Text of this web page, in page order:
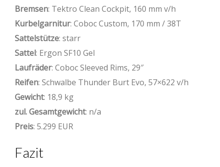
Bremsen: Tektro Clean Cockpit, 160 mm v/h
Kurbelgarnitur: Coboc Custom, 170 mm / 38T
Sattelstütze: starr
Sattel: Ergon SF10 Gel
Laufräder: Coboc Sleeved Rims, 29″
Reifen: Schwalbe Thunder Burt Evo, 57×622 v/h
Gewicht: 18,9 kg
zul. Gesamtgewicht: n/a
Preis: 5.299 EUR
Fazit